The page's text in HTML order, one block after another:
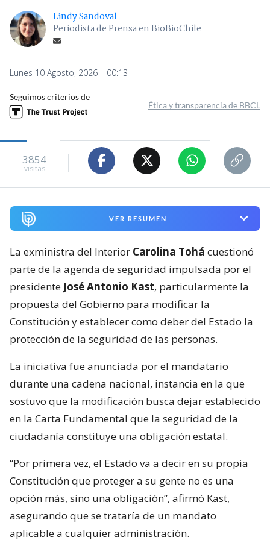
Lindy Sandoval
Periodista de Prensa en BioBioChile
Lunes 10 Agosto, 2026 | 00:13
Seguimos criterios de
Ética y transparencia de BBCL
3854
visitas
VER RESUMEN
La exministra del Interior Carolina Tohá cuestionó
parte de la agenda de seguridad impulsada por el
presidente José Antonio Kast, particularmente la
propuesta del Gobierno para modificar la
Constitución y establecer como deber del Estado la
protección de la seguridad de las personas.
La iniciativa fue anunciada por el mandatario
durante una cadena nacional, instancia en la que
sostuvo que la modificación busca dejar establecido
en la Carta Fundamental que la seguridad de la
ciudadanía constituye una obligación estatal.
“Por primera vez, el Estado va a decir en su propia
Constitución que proteger a su gente no es una
opción más, sino una obligación”, afirmó Kast,
asegurando que se trataría de un mandato
aplicable a cualquier administración.